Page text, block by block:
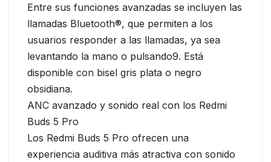
Entre sus funciones avanzadas se incluyen las
llamadas Bluetooth®, que permiten a los
usuarios responder a las llamadas, ya sea
levantando la mano o pulsando9. Está
disponible con bisel gris plata o negro
obsidiana.
ANC avanzado y sonido real con los Redmi
Buds 5 Pro
Los Redmi Buds 5 Pro ofrecen una
experiencia auditiva más atractiva con sonido